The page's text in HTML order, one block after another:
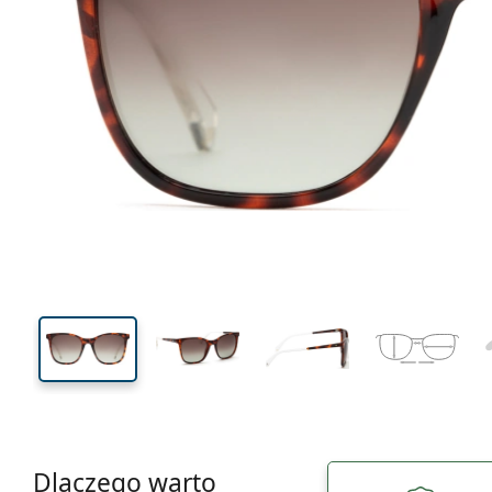
51 mm
Wysokość soczewki Szerokość soczewki
soczewki
Dlaczego warto